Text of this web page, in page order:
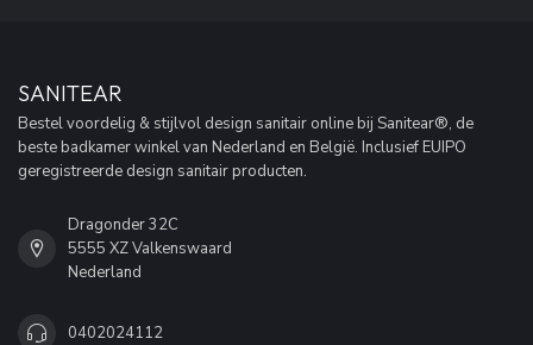
SANITEAR
Bestel voordelig & stijlvol design sanitair online bij Sanitear®, de
beste badkamer winkel van Nederland en België. Inclusief EUIPO
geregistreerde design sanitair producten.
Dragonder 32C
5555 XZ Valkenswaard
Nederland
0402024112